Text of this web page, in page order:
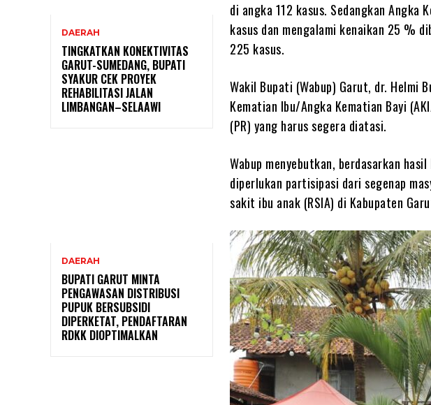
DAERAH
TINGKATKAN KONEKTIVITAS
GARUT-SUMEDANG, BUPATI
SYAKUR CEK PROYEK
REHABILITASI JALAN
LIMBANGAN–SELAAWI
DAERAH
BUPATI GARUT MINTA
PENGAWASAN DISTRIBUSI
PUPUK BERSUBSIDI
DIPERKETAT, PENDAFTARAN
RDKK DIOPTIMALKAN
di angka 112 kasus. Sedangkan Angka
kasus dan mengalami kenaikan 25 %
225 kasus.
Wakil Bupati (Wabup) Garut, dr. Helmi
Kematian Ibu/Angka Kematian Bayi
(PR) yang harus segera diatasi.
Wabup menyebutkan, berdasarkan
diperlukan partisipasi dari segenap
sakit ibu anak (RSIA) di Kabupaten